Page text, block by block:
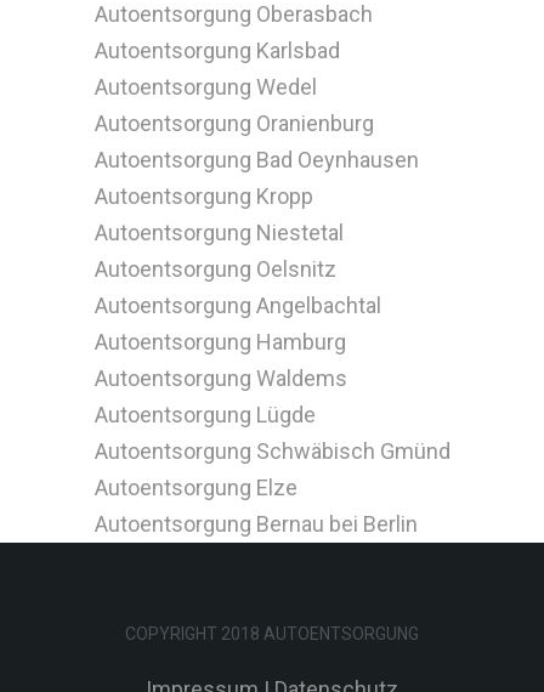
Autoentsorgung Oberasbach
Autoentsorgung Karlsbad
Autoentsorgung Wedel
Autoentsorgung Oranienburg
Autoentsorgung Bad Oeynhausen
Autoentsorgung Kropp
Autoentsorgung Niestetal
Autoentsorgung Oelsnitz
Autoentsorgung Angelbachtal
Autoentsorgung Hamburg
Autoentsorgung Waldems
Autoentsorgung Lügde
Autoentsorgung Schwäbisch Gmünd
Autoentsorgung Elze
Autoentsorgung Bernau bei Berlin
COPYRIGHT 2018 AUTOENTSORGUNG